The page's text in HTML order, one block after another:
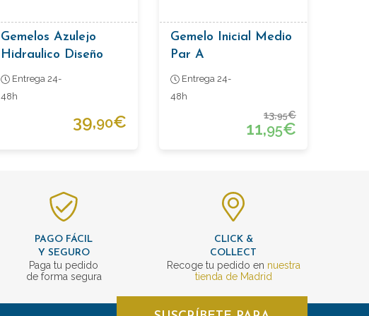
Gemelos Azulejo
Hidraulico Diseño
Azul Y Amarillo
Entrega 24-
48h
39,90€
Gemelo Inicial Medio
Par A
Entrega 24-
48h
13,95€
11,95€
PAGO FÁCIL
Y SEGURO
Paga tu pedido
de forma segura
CLICK &
COLLECT
Recoge tu pedido en nuestra
tienda de Madrid